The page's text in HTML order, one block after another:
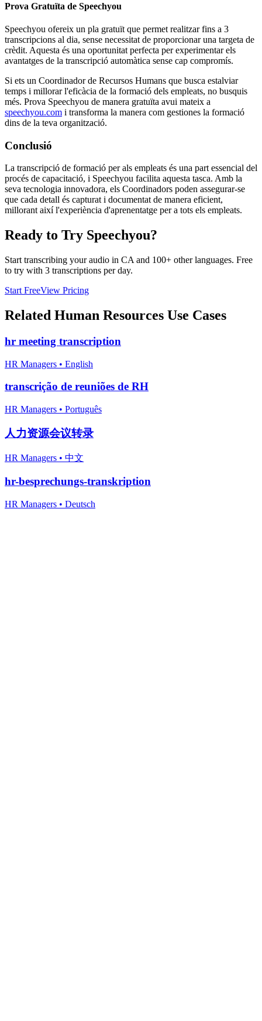
Prova Gratuïta de Speechyou
Speechyou ofereix un pla gratuït que permet realitzar fins a 3
transcripcions al dia, sense necessitat de proporcionar una targeta de
crèdit. Aquesta és una oportunitat perfecta per experimentar els
avantatges de la transcripció automàtica sense cap compromís.
Si ets un Coordinador de Recursos Humans que busca estalviar
temps i millorar l'eficàcia de la formació dels empleats, no busquis
més. Prova Speechyou de manera gratuïta avui mateix a
speechyou.com i transforma la manera com gestiones la formació
dins de la teva organització.
Conclusió
La transcripció de formació per als empleats és una part essencial del
procés de capacitació, i Speechyou facilita aquesta tasca. Amb la
seva tecnologia innovadora, els Coordinadors poden assegurar-se
que cada detall és capturat i documentat de manera eficient,
millorant així l'experiència d'aprenentatge per a tots els empleats.
Ready to Try Speechyou?
Start transcribing your audio in CA and 100+ other languages. Free
to try with 3 transcriptions per day.
Start FreeView Pricing
Related Human Resources Use Cases
hr meeting transcription
HR Managers • English
transcrição de reuniões de RH
HR Managers • Português
人力资源会议转录
HR Managers • 中文
hr-besprechungs-transkription
HR Managers • Deutsch